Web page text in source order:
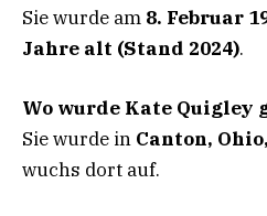
Sie wurde am 8. Februar
Jahre alt (Stand 2024).
Wo wurde Kate Quigley
Sie wurde in Canton,
wuchs dort auf.